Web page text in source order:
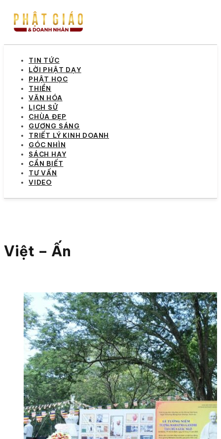
TIN TỨC
LỜI PHẬT DẠY
PHẬT HỌC
THIỀN
VĂN HÓA
LỊCH SỬ
CHÙA ĐẸP
GƯƠNG SÁNG
TRIẾT LÝ KINH DOANH
GÓC NHÌN
SÁCH HAY
CẦN BIẾT
TƯ VẤN
VIDEO
Việt – Ấn